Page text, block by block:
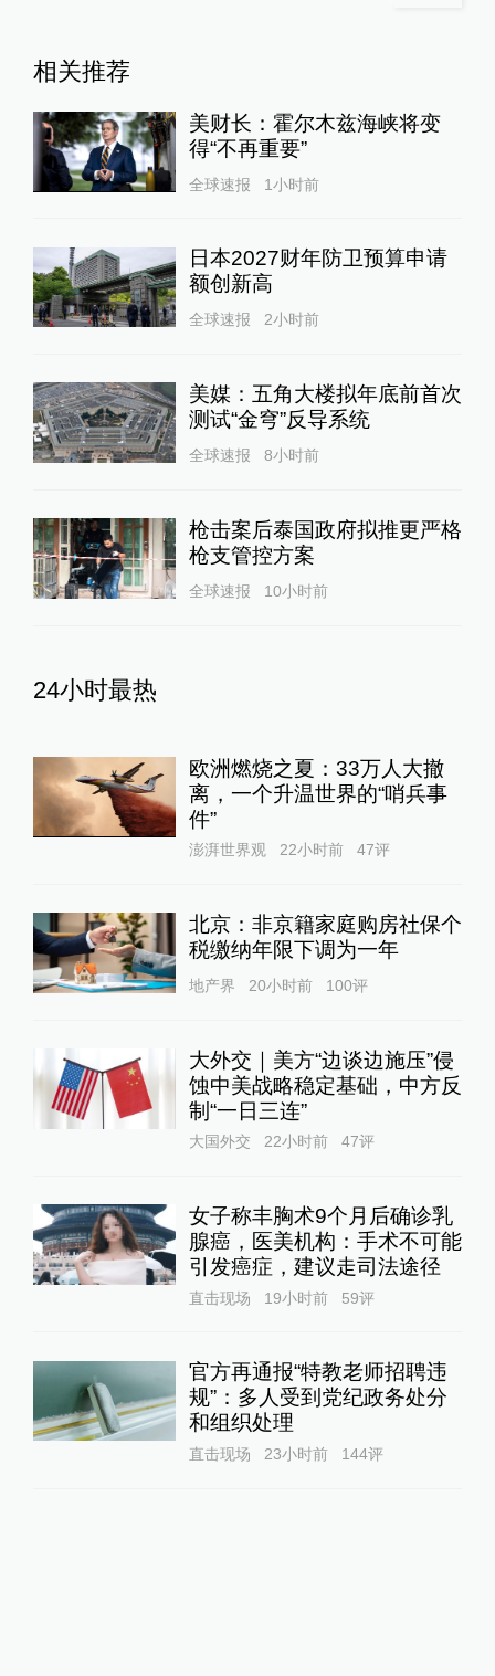
相关推荐
美财长：霍尔木兹海峡将变
得“不再重要”
全球速报 1小时前
日本2027财年防卫预算申请
额创新高
全球速报 2小时前
美媒：五角大楼拟年底前首次
测试“金穹”反导系统
全球速报 8小时前
枪击案后泰国政府拟推更严格
枪支管控方案
全球速报 10小时前
24小时最热
欧洲燃烧之夏：33万人大撤
离，一个升温世界的“哨兵事
件”
澎湃世界观 22小时前 47评
北京：非京籍家庭购房社保个
税缴纳年限下调为一年
地产界 20小时前 100评
大外交｜美方“边谈边施压”侵
蚀中美战略稳定基础，中方反
制“一日三连”
大国外交 22小时前 47评
女子称丰胸术9个月后确诊乳
腺癌，医美机构：手术不可能
引发癌症，建议走司法途径
直击现场 19小时前 59评
官方再通报“特教老师招聘违
规”：多人受到党纪政务处分
和组织处理
直击现场 23小时前 144评